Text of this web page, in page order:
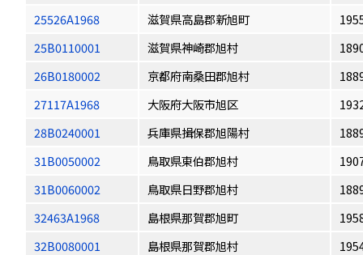
25526A1968
滋賀県高島郡新旭町
25B0110001
滋賀県神崎郡旭村
26B0180002
京都府南桑田郡旭村
27117A1968
大阪府大阪市旭区
28B0240001
兵庫県揖保郡旭陽村
31B0050002
鳥取県東伯郡旭村
31B0060002
鳥取県日野郡旭村
32463A1968
島根県那賀郡旭町
32B0080001
島根県那賀郡旭村